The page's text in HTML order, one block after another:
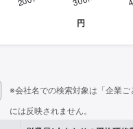
※会社名での検索対象は「企業
には反映されません。